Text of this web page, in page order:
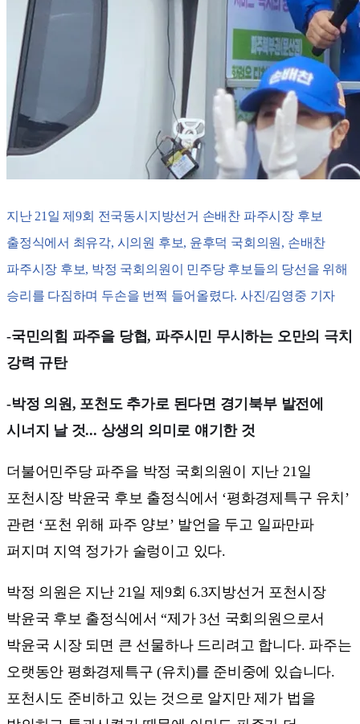
지난 21일 제9회 전국동시지방선거 손배찬 파주시장 후보
출정식에서 최유각, 시의원 후보, 윤후덕 국회의원, 손배찬
파주시장 후보, 박정 국회의원이 민주당 후보들의 당선을 위해
승리를 다짐하며 두손을 번쩍 들어올렸다. 사진/김영중 기자
-국민의힘 파주을 당협, 파주시민 무시하는 오만의 극치
강력 규탄
-박정 의원, 포천도 추가로 된다면 경기북부 발전에
시너지 날 것... 상생의 의미로 얘기한 것
더불어민주당 파주을 박정 국회의원이 지난 21일
포천시장 박윤국 후보 출정식에서 ‘평화경제특구 유치’
관련 ‘포천 위해 파주 양보’ 발언을 두고 일파만파
퍼지며 지역 정가가 술렁이고 있다.
박정 의원은 지난 21일 제9회 6.3지방선거 포천시장
박윤국 후보 출정식에서 “제가 3선 국회의원으로서
박윤국 시장 되면 큰 선물하나 드리려고 합니다. 파주는
오랫동안 평화경제특구 (유치)를 준비중에 있습니다.
포천시도 준비하고 있는 것으로 알지만 제가 법을